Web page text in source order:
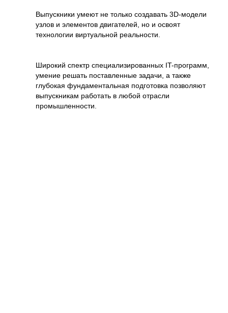
Выпускники умеют не только создавать 3D-модели
узлов и элементов двигателей, но и освоят
технологии виртуальной реальности.
Широкий спектр специализированных IT-программ,
умение решать поставленные задачи, а также
глубокая фундаментальная подготовка позволяют
выпускникам работать в любой отрасли
промышленности.